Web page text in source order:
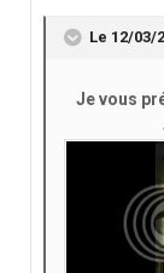
Le 12/03/
Je vous